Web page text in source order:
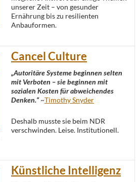
unserer Zeit – von gesunder
Ernährung bis zu resilienten
Anbauformen.
Cancel Culture
„Autoritäre Systeme beginnen selten
mit Verboten – sie beginnen mit
sozialen Kosten für abweichendes
Denken.“~Timothy Snyder
Deshalb musste sie beim NDR
verschwinden. Leise. Institutionell.
Künstliche Intelligenz